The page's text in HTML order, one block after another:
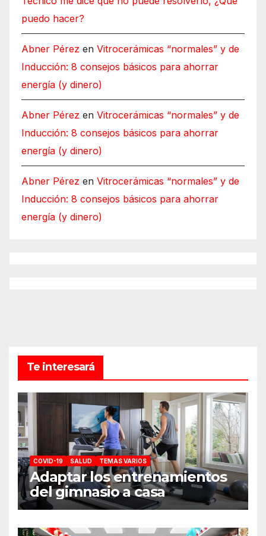
puedo hacer?
Abner Pérez en Vitrocerámicas “normales” y de
Inducción: 8 consejos básicos para ahorrar
energía (y dinero)
Abner Pérez en Vitrocerámicas “normales” y de
Inducción: 8 consejos básicos para ahorrar
energía (y dinero)
Abner Pérez en Vitrocerámicas “normales” y de
Inducción: 8 consejos básicos para ahorrar
energía (y dinero)
Te interesará
COVID-19 SALUD TEMAS VARIOS
Adaptar los entrenamientos
del gimnasio a casa